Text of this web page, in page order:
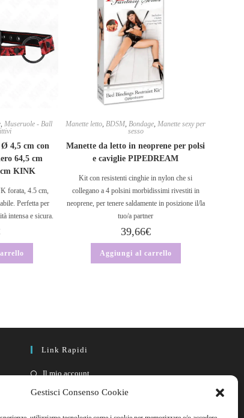
Gestisci Consenso Cookie
,Museruole - Ball
4,5 cm con
64,5 cm
cm KINK
forata, 4.5 cm,
Perfetta per
intensa e sicura.
Manette letto,BDSM,Bondage,Manette sexy per
sesso
Manette da letto in neoprene per polsi
e caviglie PIPEDREAM
Kit con resistenti cinghie in nylon che si
collegano a 4 polsini morbidissimi rivestiti in
neoprene, per tenere saldamente in posizione il/la
tuo/a partner
39,66€
Aggiungi al carrello
Link Rapidi
Il mio account
FAQ